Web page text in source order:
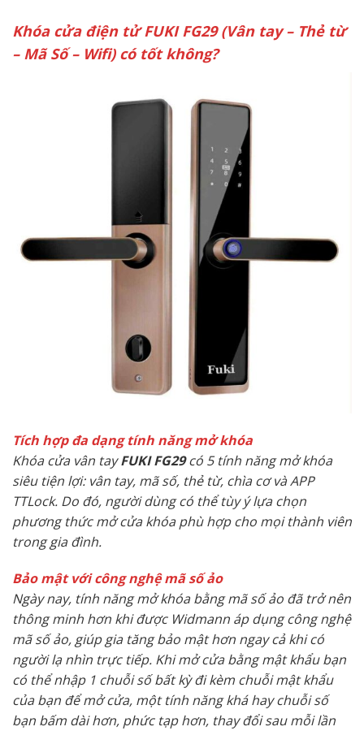
Khóa cửa điện tử FUKI FG29 (Vân tay – Thẻ từ
– Mã Số – Wifi) có tốt không?
Tích hợp đa dạng tính năng mở khóa
Khóa cửa vân tayFUKI FG29có 5 tính năng mở khóa
siêu tiện lợi: vân tay, mã số, thẻ từ, chìa cơ và APP
TTLock. Do đó, người dùng có thể tùy ý lựa chọn
phương thức mở cửa khóa phù hợp cho mọi thành viên
trong gia đình.
Bảo mật với công nghệ mã số ảo
Ngày nay, tính năng mở khóa bằng mã số ảo đã trở nên
thông minh hơn khi được Widmann áp dụng công nghệ
mã số ảo, giúp gia tăng bảo mật hơn ngay cả khi có
người lạ nhìn trực tiếp. Khi mở cửa bằng mật khẩu bạn
có thể nhập 1 chuỗi số bất kỳ đi kèm chuỗi mật khẩu
của bạn để mở cửa, một tính năng khá hay chuỗi số
bạn bấm dài hơn, phức tạp hơn, thay đổi sau mỗi lần